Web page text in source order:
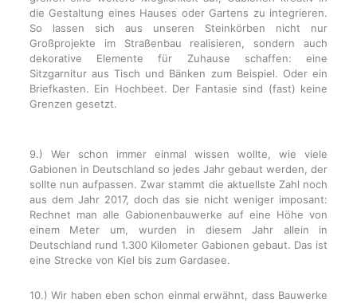
die Gestaltung eines Hauses oder Gartens zu integrieren.
So lassen sich aus unseren Steinkörben nicht nur
Großprojekte im Straßenbau realisieren, sondern auch
dekorative Elemente für Zuhause schaffen: eine
Sitzgarnitur aus Tisch und Bänken zum Beispiel. Oder ein
Briefkasten. Ein Hochbeet. Der Fantasie sind (fast) keine
Grenzen gesetzt.
9.) Wer schon immer einmal wissen wollte, wie viele
Gabionen in Deutschland so jedes Jahr gebaut werden, der
sollte nun aufpassen. Zwar stammt die aktuellste Zahl noch
aus dem Jahr 2017, doch das sie nicht weniger imposant:
Rechnet man alle Gabionenbauwerke auf eine Höhe von
einem Meter um, wurden in diesem Jahr allein in
Deutschland rund 1.300 Kilometer Gabionen gebaut. Das ist
eine Strecke von Kiel bis zum Gardasee.
10.) Wir haben eben schon einmal erwähnt, dass Bauwerke